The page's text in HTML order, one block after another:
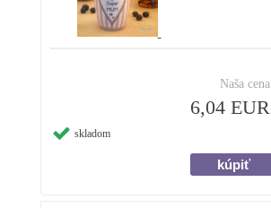
Naša cena
6,04 EUR
skladom